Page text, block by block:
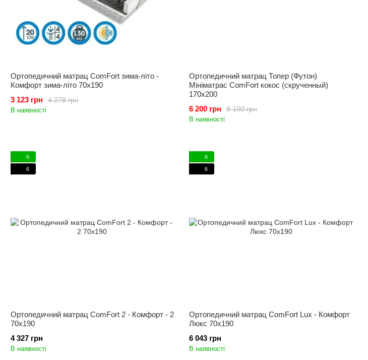
Ортопедичний матрац ComFort зима-літо -
Комфорт зима-літо 70x190
4 278 грн
3 123 грн
В наявності
Ортопедичний матрац Топер (Футон)
Мініматрас ComFort кокос (скрученный)
170x200
9 100 грн
6 200 грн
В наявності
6
6
Ортопедичний матрац ComFort 2 - Комфорт - 2
70x190
4 327 грн
В наявності
6
6
Ортопедичний матрац ComFort Lux - Комфорт
Люкс 70x190
6 043 грн
В наявності